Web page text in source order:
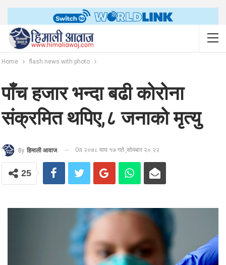
Home flash news with photo
पाँच हजार भन्दा बढी कोरोना
संक्रमित थपिए,८ जनाको मृत्यु
By हिमाली आवाज On २०७८ माघ १७ गते ,सोमबार २०:२२
25